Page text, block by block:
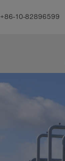
+86-10-82896599